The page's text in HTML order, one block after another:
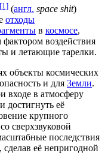
[1] (англ. space shit)
отходы
в космосе,
воздействия
и летающие тарелки.
объекты космических
и для Земли.
входе в атмосферу
достигнуть её
крупного
сверхзвуковой
последствия
её непригодной